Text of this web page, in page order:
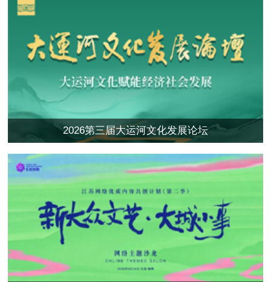
2026第三届大运河文化发展论坛